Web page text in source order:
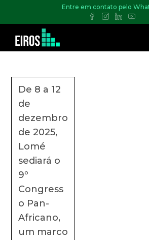
Entre em contato pelo
De 8 a 12
de
dezembro
de 2025,
Lomé
sediará o
9º
Congress
o Pan-
Africano,
um marco